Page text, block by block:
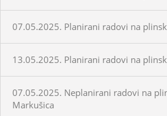
07.05.2025. Planirani radovi na
13.05.2025. Planirani radovi na
07.05.2025. Neplanirani radovi na
Markušica